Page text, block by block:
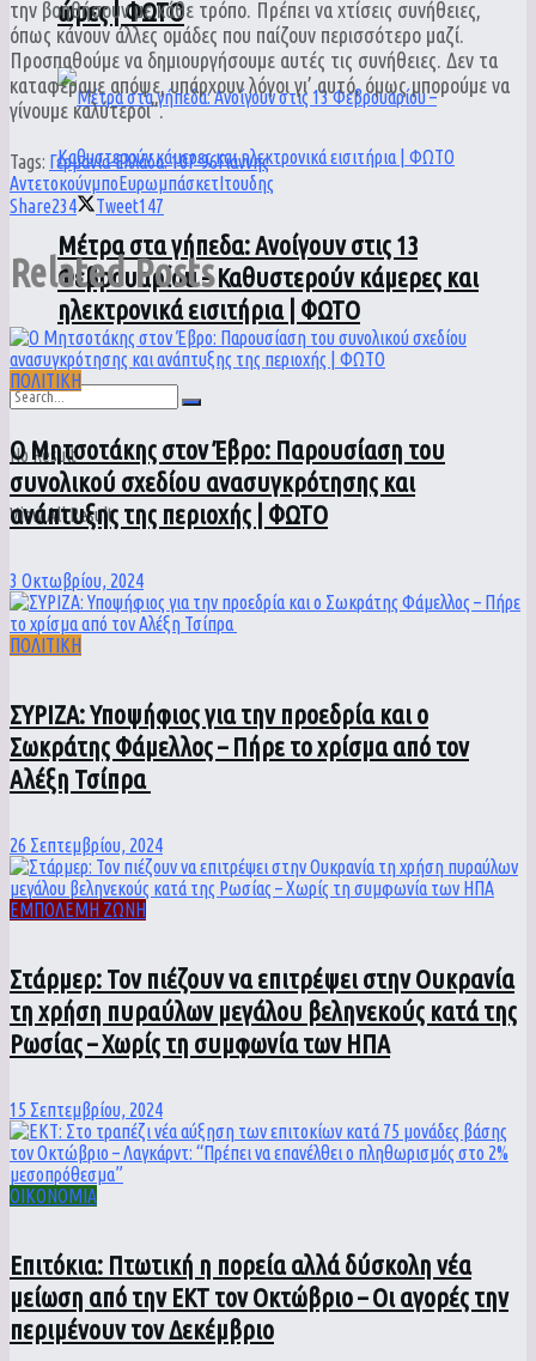
ώρες | ΦΩΤΟ
Μέτρα στα γήπεδα: Ανοίγουν στις 13
Φεβρουαρίου – Καθυστερούν κάμερες και
ηλεκτρονικά εισιτήρια | ΦΩΤΟ
No Result
View All Result
την βοηθήσουν με κάθε τρόπο. Πρέπει να χτίσεις συνήθειες,
όπως κάνουν άλλες ομάδες που παίζουν περισσότερο μαζί.
Προσπαθούμε να δημιουργήσουμε αυτές τις συνήθειες. Δεν τα
καταφέραμε απόψε, υπάρχουν λόγοι γι’ αυτό, όμως μπορούμε να
γίνουμε καλύτεροι”.
Tags: Γερμανία-Ελλάδα: 107-96Γιάννης
ΑντετοκούνμποΕυρωμπάσκετΙτουδης
Share234 Tweet147
RelatedPosts
ΠΟΛΙΤΙΚΗ
Ο Μητσοτάκης στον Έβρο: Παρουσίαση του
συνολικού σχεδίου ανασυγκρότησης και
ανάπτυξης της περιοχής | ΦΩΤΟ
3 Οκτωβρίου, 2024
ΠΟΛΙΤΙΚΗ
ΣΥΡΙΖΑ: Υποψήφιος για την προεδρία και ο
Σωκράτης Φάμελλος – Πήρε το χρίσμα από τον
Αλέξη Τσίπρα
26 Σεπτεμβρίου, 2024
ΕΜΠΟΛΕΜΗ ΖΩΝΗ
Στάρμερ: Τον πιέζουν να επιτρέψει στην Ουκρανία
τη χρήση πυραύλων μεγάλου βεληνεκούς κατά της
Ρωσίας – Χωρίς τη συμφωνία των ΗΠΑ
15 Σεπτεμβρίου, 2024
ΟΙΚΟΝΟΜΙΑ
Επιτόκια: Πτωτική η πορεία αλλά δύσκολη νέα
μείωση από την ΕΚΤ τον Οκτώβριο – Οι αγορές την
περιμένουν τον Δεκέμβριο